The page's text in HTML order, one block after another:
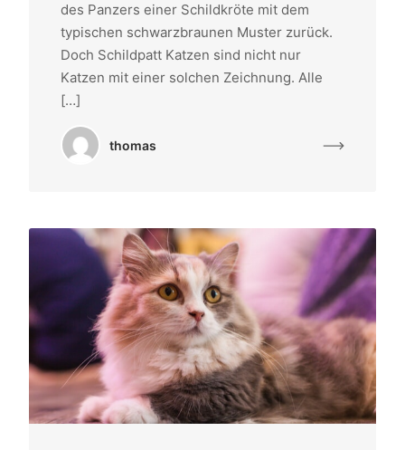
des Panzers einer Schildkröte mit dem
typischen schwarzbraunen Muster zurück.
Doch Schildpatt Katzen sind nicht nur
Katzen mit einer solchen Zeichnung. Alle
[…]
thomas